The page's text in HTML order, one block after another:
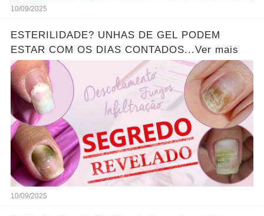
10/09/2025
ESTERILIDADE? UNHAS DE GEL PODEM
ESTAR COM OS DIAS CONTADOS...Ver mais
10/09/2025